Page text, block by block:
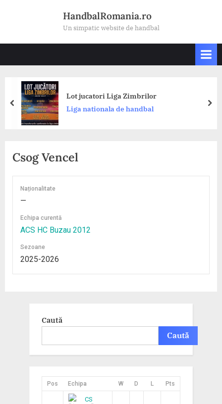
HandbalRomania.ro
Un simpatic website de handbal
Lot jucatori Liga Zimbrilor
Liga nationala de handbal
prev
Csog Vencel
Naționalitate
—
Echipa curentă
ACS HC Buzau 2012
Sezoane
2025-2026
Caută
Caută
Pos Echipa W D L Pts
CS